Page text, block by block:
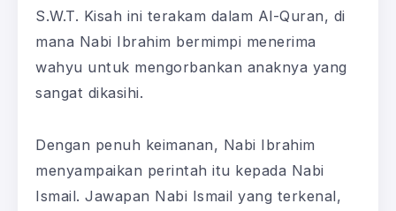
S.W.T. Kisah ini terakam dalam Al-Quran, di
mana Nabi Ibrahim bermimpi menerima
wahyu untuk mengorbankan anaknya yang
sangat dikasihi.
Dengan penuh keimanan, Nabi Ibrahim
menyampaikan perintah itu kepada Nabi
Ismail. Jawapan Nabi Ismail yang terkenal,